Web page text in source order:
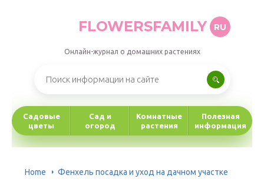
FLOWERSFAMILY RU
Онлайн-журнал о домашних растениях
Садовые
цветы
Сад и
огород
Комнатные
растения
Полезная
информация
Home Фенхель посадка и уход на дачном участке